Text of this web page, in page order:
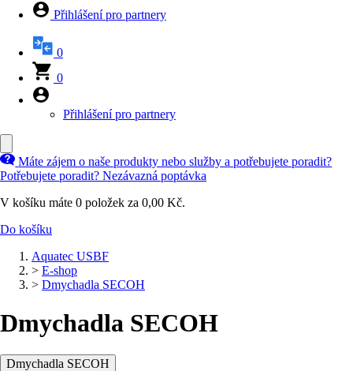
Přihlášení pro partnery
0
0
Přihlášení pro partnery
Máte zájem o naše produkty nebo služby a potřebujete poradit?
Potřebujete poradit? Nezávazná poptávka
V košíku máte 0 položek za 0,00 Kč.
Do košíku
Aquatec USBF
> E-shop
> Dmychadla SECOH
Dmychadla SECOH
Dmychadla SECOH